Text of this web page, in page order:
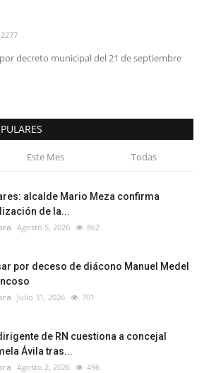
2277
decreto municipal del 21 de septiembre
Este Mes Todas
alcalde Mario Meza confirma
de la...
Agosto 5, 2026 862
por deceso de diácono Manuel Medel
Julio 31, 2026 701
de RN cuestiona a concejal
Ávila tras...
Agosto 2, 2026 496